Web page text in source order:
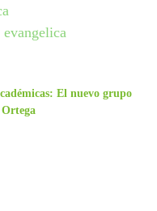
El nuevo grupo